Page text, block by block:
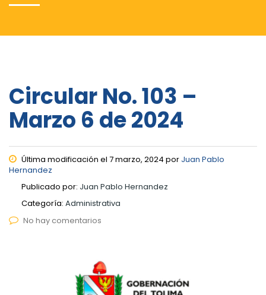
Circular No. 103 –
Marzo 6 de 2024
Última modificación el 7 marzo, 2024 por Juan Pablo
Hernandez
Publicado por: Juan Pablo Hernandez
Categoría: Administrativa
No hay comentarios